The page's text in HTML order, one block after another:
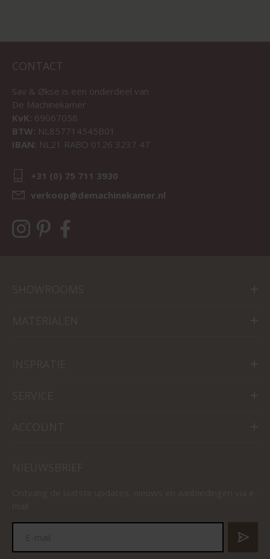
CONTACT
Sav & Økse is een onderdeel van
De Machinekamer
KvK: 69067058
BTW: NL857714545B01
IBAN: NL21 RABO 0126 3237 47
+31 (0) 75 711 3930
verkoop@demachinekamer.nl